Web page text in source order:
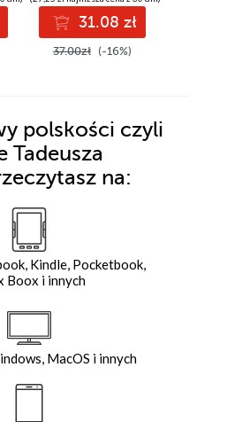
31.08 zł
37.00zł (-16%)
polskości czyli
Tadeusza
na:
Kindle, Pocketbook,
Boox i innych
MacOS i innych